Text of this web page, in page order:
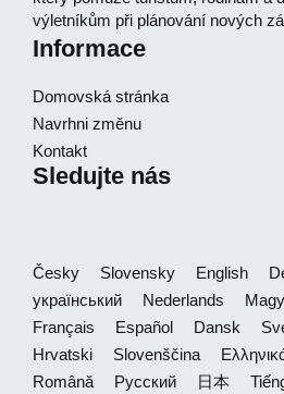
výletníkům při plánování nových
Informace
Domovská stránka
Navrhni změnu
Kontakt
Sledujte nás
Česky Slovensky English
український
Nederlands
Français
Español Dansk
Hrvatski
Slovenščina
Română
Русский 日本